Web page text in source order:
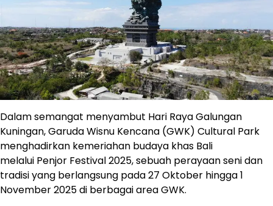
Dalam semangat menyambut Hari Raya Galungan
Kuningan, Garuda Wisnu Kencana (GWK) Cultural Park
menghadirkan kemeriahan budaya khas Bali
melalui Penjor Festival 2025, sebuah perayaan seni dan
tradisi yang berlangsung pada 27 Oktober hingga 1
November 2025 di berbagai area GWK.